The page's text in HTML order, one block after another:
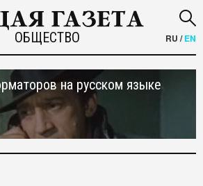
ОБЩЕСТВО RU /EN
на русском языке